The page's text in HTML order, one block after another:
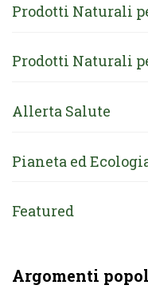
Prodotti Naturali
Prodotti Naturali
Allerta Salute
Pianeta ed
Featured
Argomenti